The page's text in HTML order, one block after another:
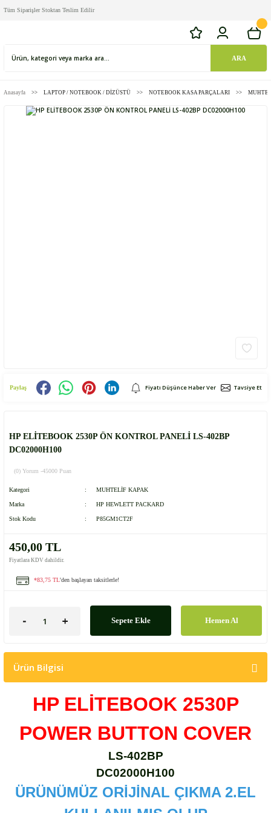
Tüm Siparişler Stoktan Teslim Edilir
ARA
Anasayfa LAPTOP / NOTEBOOK / DİZÜSTÜ NOTEBOOK KASA PARÇALARI
Paylaş Fiyatı Düşünce Haber Ver Tavsiye Et
HP ELİTEBOOK 2530P ÖN KONTROL PANELİ LS-402BP
DC02000H100
(0) Yorum -45000 Puan
Kategori MUHTELİF KAPAK
Marka HP HEWLETT PACKARD
Stok Kodu P85GM1CT2F
450,00 TL
Fiyatlara KDV dahildir.
*83,75 TL'den başlayan taksitlerle!
Sepete Ekle Hemen Al
Ürün Bilgisi
HP ELİTEBOOK 2530P
POWER BUTTON COVER
LS-402BP
DC02000H100
ÜRÜNÜMÜZ ORİJİNAL ÇIKMA 2.EL